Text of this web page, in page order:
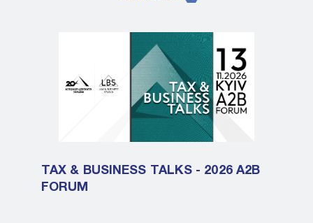
TAX & BUSINESS TALKS - 2026 A2B
FORUM